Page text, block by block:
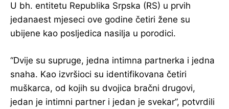
U bh. entitetu Republika Srpska (RS) u prvih
jedanaest mjeseci ove godine četiri žene su
ubijene kao posljedica nasilja u porodici.
“Dvije su supruge, jedna intimna partnerka i jedna
snaha. Kao izvršioci su identifikovana četiri
muškarca, od kojih su dvojica bračni drugovi,
jedan je intimni partner i jedan je svekar”, potvrdili